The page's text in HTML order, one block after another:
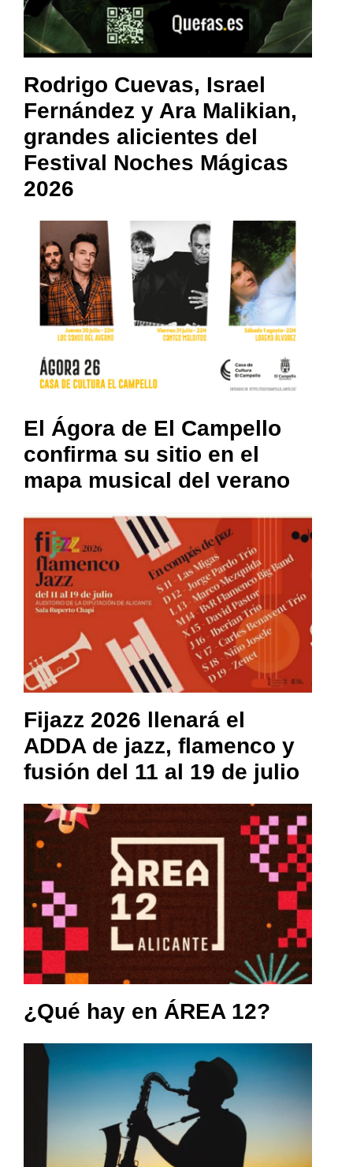
Rodrigo Cuevas, Israel
Fernández y Ara Malikian,
grandes alicientes del
Festival Noches Mágicas
2026
El Ágora de El Campello
confirma su sitio en el
mapa musical del verano
Fijazz 2026 llenará el
ADDA de jazz, flamenco y
fusión del 11 al 19 de julio
¿Qué hay en ÁREA 12?